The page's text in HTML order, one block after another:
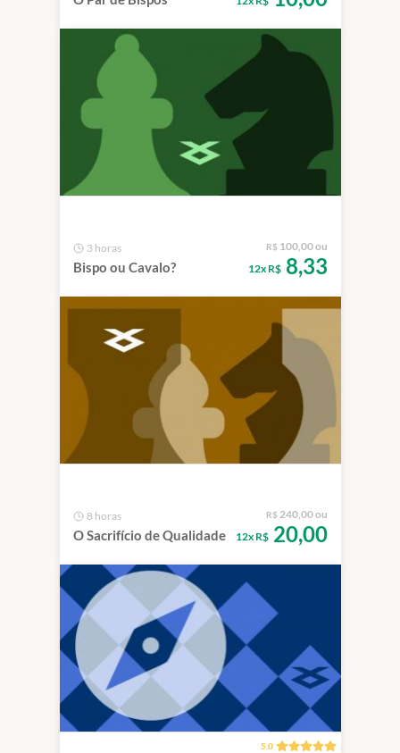
3 horas
Bispo ou Cavalo?
R$ 100,00 ou
12x R$8,33
8 horas
O Sacrifício de Qualidade
R$ 240,00 ou
12x R$20,00
5.0